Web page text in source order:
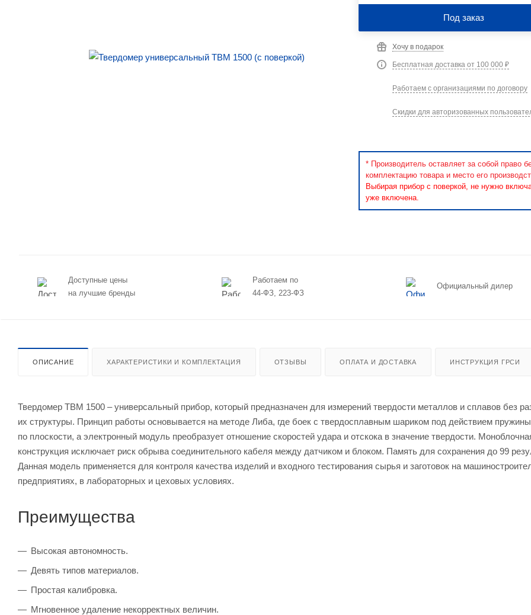
Под заказ
Хочу в подарок
Бесплатная доставка от 100 000 ₽
Работаем с организациями по договору
Скидки для авторизованных
* Производитель оставляет за собой право
комплектацию товара и место его
Выбирая прибор с поверкой, не нужно
уже включена.
Доступные цены
на лучшие бренды
Работаем по
44-ФЗ, 223-ФЗ
Официальный дилер
ОПИСАНИЕ ХАРАКТЕРИСТИКИ И КОМПЛЕКТАЦИЯ ОТЗЫВЫ ОПЛАТА И ДОСТАВКА ИНСТРУКЦИЯ ГРСИ
Твердомер ТВМ 1500 – универсальный прибор, который предназначен для измерений твердости металлов и сплавов без
их структуры. Принцип работы основывается на методе Либа, где боек с твердосплавным шариком под действием
по плоскости, а электронный модуль преобразует отношение скоростей удара и отскока в значение твердости.
конструкция исключает риск обрыва соединительного кабеля между датчиком и блоком. Память для сохранения до 99
Данная модель применяется для контроля качества изделий и входного тестирования сырья и заготовок на
предприятиях, в лабораторных и цеховых условиях.
Преимущества
Высокая автономность.
Девять типов материалов.
Простая калибровка.
Мгновенное удаление некорректных величин.